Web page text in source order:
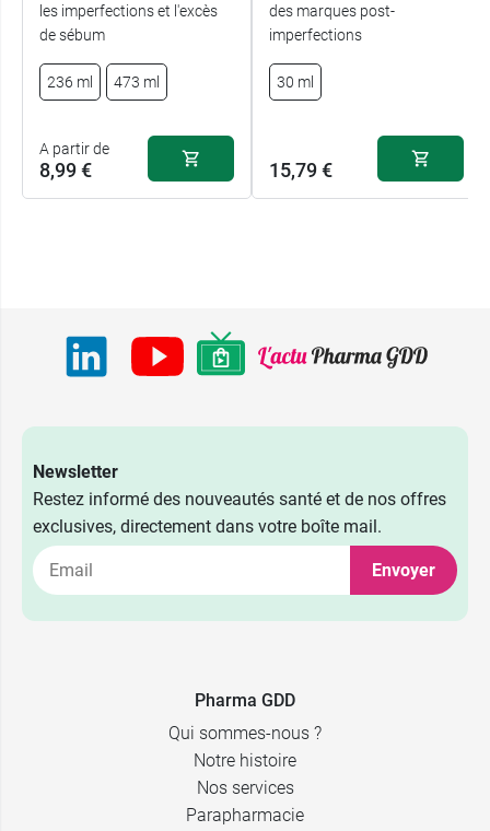
les imperfections et l'excès
de sébum
236 ml 473 ml
A partir de
8,99 €
des marques post-
imperfections
30 ml
15,79 €
Newsletter
Restez informé des nouveautés santé et de nos offres
exclusives, directement dans votre boîte mail.
Envoyer
Pharma GDD
Qui sommes-nous ?
Notre histoire
Nos services
Parapharmacie